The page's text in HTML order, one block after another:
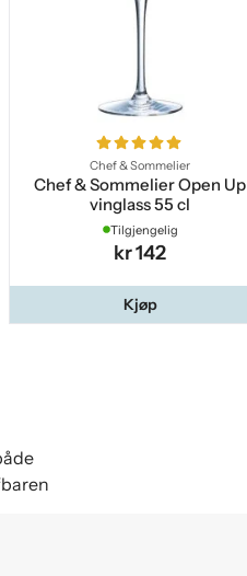
Chef & Sommelier
Chef & Sommelier Open Up
vinglass 55 cl
Tilgjengelig
kr 142
Kjøp